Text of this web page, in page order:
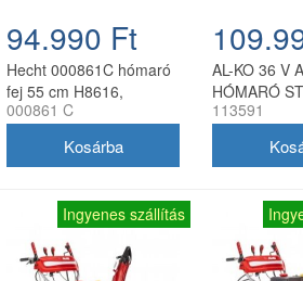
94.990 Ft
Hecht 000861C hómaró
fej 55 cm H8616,
H8616E, H8616SE
000861 C
AL-KO 36 V
HÓMARÓ
113591
Ingyenes szállítás